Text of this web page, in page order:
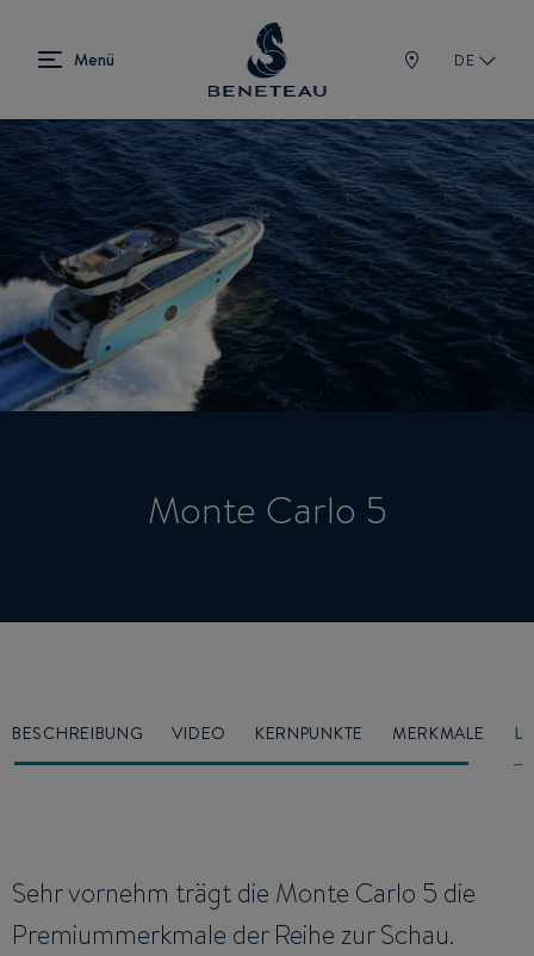
DE
Monte Carlo 5
BESCHREIBUNG VIDEO KERNPUNKTE MERKMALE
Sehr vornehm trägt die Monte Carlo 5 die
Premiummerkmale der Reihe zur Schau.